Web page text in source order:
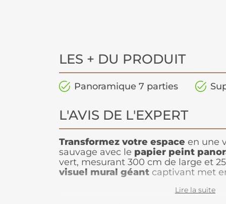
LES + DU PRODUIT
Panoramique 7 parties
L'AVIS DE L'EXPERT
Transformez votre espace en une
sauvage avec le papier peint
vert, mesurant 300 cm de large et
visuel mural géant captivant met
apportent énergie et fraîcheur à la
Lire la suite